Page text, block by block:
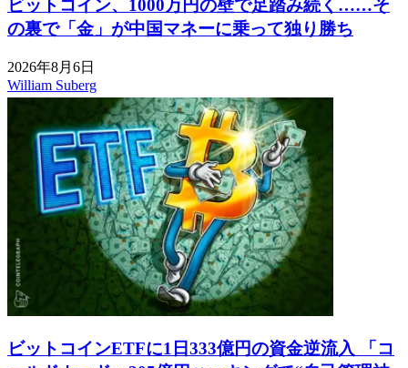
ビットコイン、1000万円の壁で足踏み続く……そ
の裏で「金」が中国マネーに乗って独り勝ち
2026年8月6日
William Suberg
ビットコインETFに1日333億円の資金逆流入 「コ